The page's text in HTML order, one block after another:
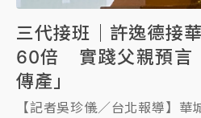
三代接班｜許逸德接
60倍 實踐父親預言
傳產」
【記者吳珍儀／台北報導】